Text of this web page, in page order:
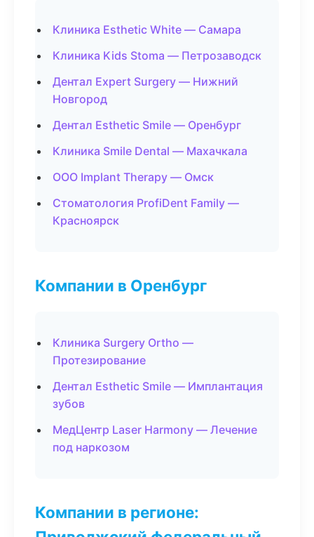
Клиника Esthetic White — Самара
Клиника Kids Stoma — Петрозаводск
Дентал Expert Surgery — Нижний
Новгород
Дентал Esthetic Smile — Оренбург
Клиника Smile Dental — Махачкала
ООО Implant Therapy — Омск
Стоматология ProfiDent Family —
Красноярск
Компании в Оренбург
Клиника Surgery Ortho —
Протезирование
Дентал Esthetic Smile — Имплантация
зубов
МедЦентр Laser Harmony — Лечение
под наркозом
Компании в регионе: